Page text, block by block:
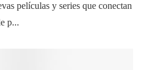
películas y series que conectan
p...